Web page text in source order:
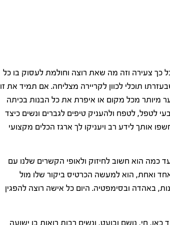
כך צעירה וזה מה שאת רוצה וחולמת לעסוק בו כל
תוכלי לכוון לקריירה מצליחה. אם תמיד את זו
מיותר מכל מקום או איפרת את כל הבנות בכיתה
לטפל, לטפח ולהעניק טיפים לגברים ונשים כיצד
אותך לידע רב ויעניקו לך ארגז הכלים מקצועי
כמה הוא חשוב לחיזוק ולאופי הקשרים שלנו עם
ואחת, הוא למעשה הכרטיס ביקור שלו מול
באהדה ובסימפטיה. היום כל אישה רוצה להפגין
חי, נושם ובועט, ונשים רבות רואות בו ישועה